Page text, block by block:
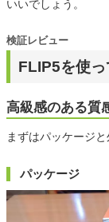
いいでしょう。
FLIP5を使
検証レビュー
高級感のある質
まずはパッケージ
パッケージ